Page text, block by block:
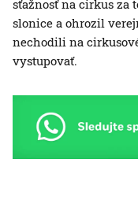
sťažnosť na cirkus za
slonice a ohrozil
nechodili na
vystupovať.